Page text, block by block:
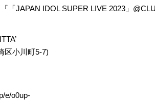
「JAPAN IDOL SUPER LIVE 2023」
区小川町5-7)
e/o0up-